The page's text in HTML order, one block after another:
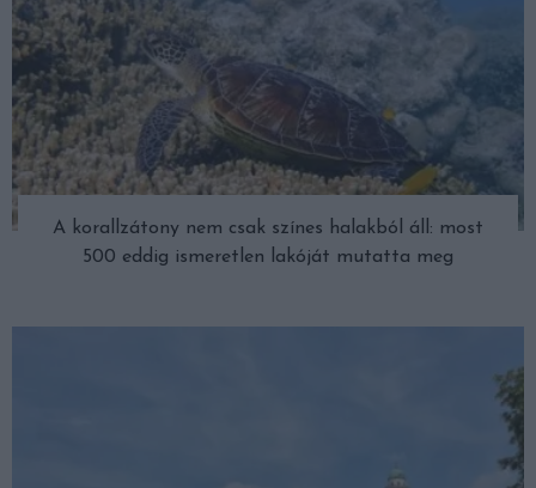
A korallzátony nem csak színes halakból áll: most
500 eddig ismeretlen lakóját mutatta meg